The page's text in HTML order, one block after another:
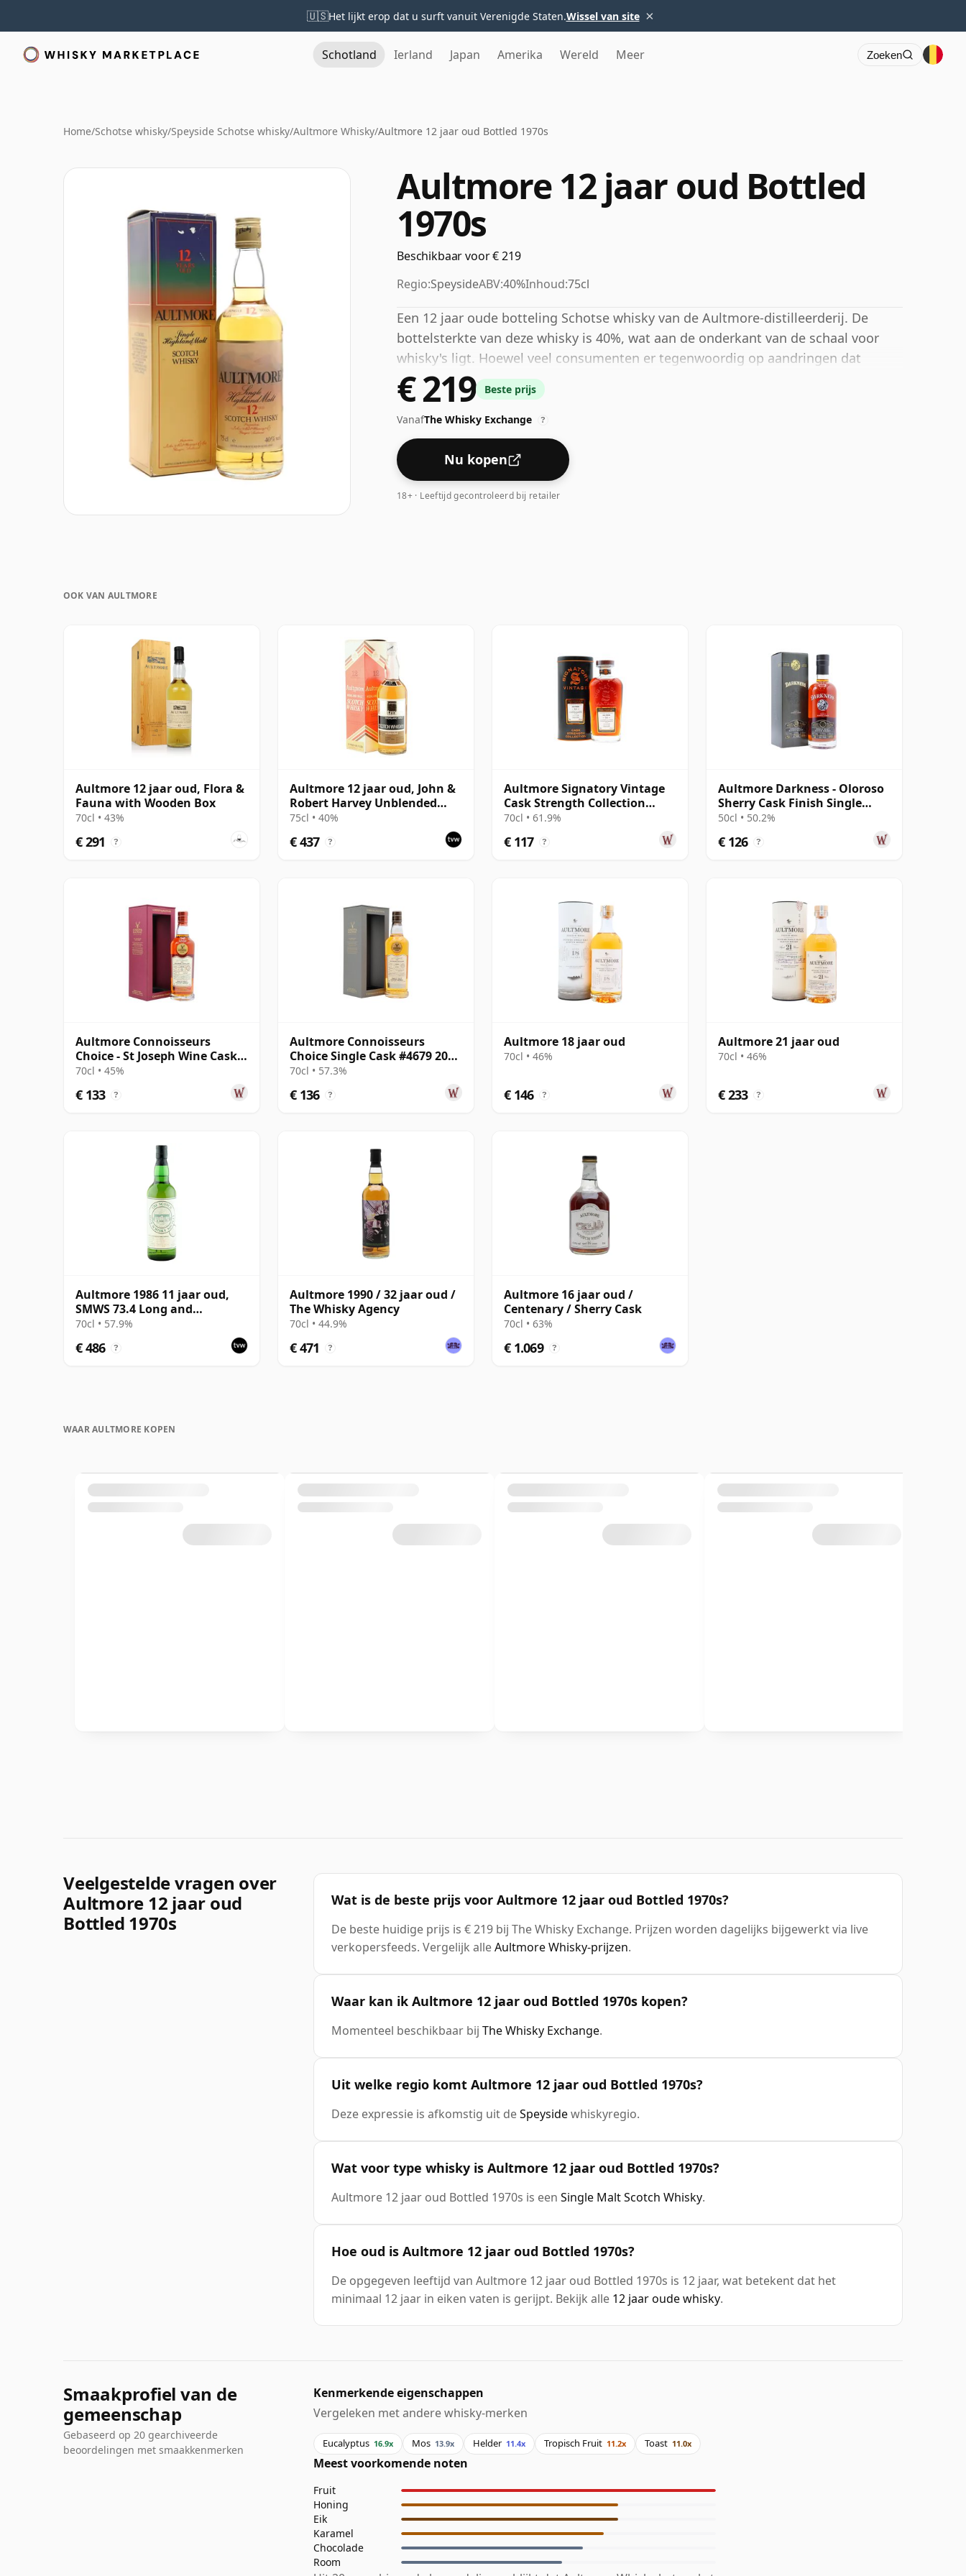
🇺🇸Het lijkt erop dat u surft vanuit Verenigde Staten.Wissel van site ×
Schotland Ierland Japan Amerika Wereld Meer Zoeken
Home/Schotse whisky/Speyside Schotse whisky/Aultmore Whisky/Aultmore 12 jaar oud Bottled 1970s
Aultmore 12 jaar oud Bottled
1970s
Beschikbaar voor € 219
Regio:SpeysideABV:40%Inhoud:75cl
Een 12 jaar oude botteling Schotse whisky van de Aultmore-distilleerderij. De
bottelsterkte van deze whisky is 40%, wat aan de onderkant van de schaal voor
whisky's ligt. Hoewel veel consumenten er tegenwoordig op aandringen dat
producenten dichter bij de 43% of 46% bottelen, zijn er nog steeds enkele fijne
whisky's met een lagere sterkte.
€ 219 Beste prijs
VanafThe Whisky Exchange ?
Nu kopen
18+ · Leeftijd gecontroleerd bij retailer
OOK VAN AULTMORE
Aultmore 12 jaar oud, Flora &
Fauna with Wooden Box
70cl • 43%
€ 291 ?
Aultmore 12 jaar oud, John &
Robert Harvey Unblended
Seventies Bottling with Box
75cl • 40%
€ 437 ?
Aultmore Signatory Vintage
Cask Strength Collection
Single 2011 14 jaar oud
70cl • 61.9%
€ 117 ?
Aultmore Darkness - Oloroso
Sherry Cask Finish Single
Malt 22 jaar oud
50cl • 50.2%
€ 126 ?
Aultmore Connoisseurs
Choice - St Joseph Wine Cask
2009 13 jaar oud
70cl • 45%
€ 133 ?
Aultmore Connoisseurs
Choice Single Cask #4679 2009
15 jaar oud
70cl • 57.3%
€ 136 ?
Aultmore 18 jaar oud
70cl • 46%
€ 146 ?
Aultmore 21 jaar oud
70cl • 46%
€ 233 ?
Aultmore 1986 11 jaar oud,
SMWS 73.4 Long and
Warming Good for Sore
70cl • 57.9%
€ 486 ?
Aultmore 1990 / 32 jaar oud /
The Whisky Agency
70cl • 44.9%
€ 471 ?
Aultmore 16 jaar oud /
Centenary / Sherry Cask
70cl • 63%
€ 1.069 ?
WAAR AULTMORE KOPEN
Veelgestelde vragen over
Aultmore 12 jaar oud
Bottled 1970s
Wat is de beste prijs voor Aultmore 12 jaar oud Bottled 1970s?
De beste huidige prijs is € 219 bij The Whisky Exchange. Prijzen worden dagelijks bijgewerkt via live
verkopersfeeds. Vergelijk alleAultmore Whisky-prijzen.
Waar kan ik Aultmore 12 jaar oud Bottled 1970s kopen?
Momenteel beschikbaar bij The Whisky Exchange.
Uit welke regio komt Aultmore 12 jaar oud Bottled 1970s?
Deze expressie is afkomstig uit deSpeysidewhiskyregio.
Wat voor type whisky is Aultmore 12 jaar oud Bottled 1970s?
Aultmore 12 jaar oud Bottled 1970s is een Single Malt Scotch Whisky.
Hoe oud is Aultmore 12 jaar oud Bottled 1970s?
De opgegeven leeftijd van Aultmore 12 jaar oud Bottled 1970s is 12 jaar, wat betekent dat het
minimaal 12 jaar in eiken vaten is gerijpt. Bekijk alle 12 jaar oude whisky.
Smaakprofiel van de
gemeenschap
Gebaseerd op 20 gearchiveerde
beoordelingen met smaakkenmerken
Kenmerkende eigenschappen
Vergeleken met andere whisky-merken
Eucalyptus 16.9x Mos 13.9x Helder 11.4x Tropisch Fruit 11.2x Toast 11.0x
Meest voorkomende noten
Fruit
Honing
Eik
Karamel
Chocolade
Room